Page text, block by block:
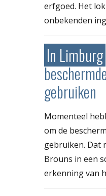
erfgoed. Het
onbekenden
In Limburg
gebruiken
Momenteel
om de
gebruiken. Dat
Brouns in een
erkenning van